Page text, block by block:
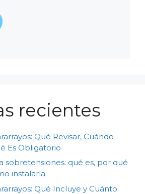
recientes
Qué Revisar, Cuándo
Es Obligatorio
sobretensiones: qué es, por qué
instalarla
Qué Incluye y Cuánto